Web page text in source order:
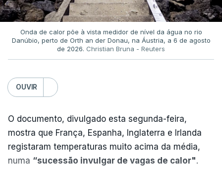
Onda de calor põe à vista medidor de nível da água no rio
Danúbio, perto de Orth an der Donau, na Áustria, a 6 de agosto
de 2026. Christian Bruna - Reuters
OUVIR
O documento, divulgado esta segunda-feira,
mostra que França, Espanha, Inglaterra e Irlanda
registaram temperaturas muito acima da média,
numa “sucessão invulgar de vagas de calor".